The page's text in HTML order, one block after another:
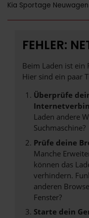
Kia Sportage
FEHLER:
Beim Laden ist ein
Hier sind ein paar
Überprüfe
Laden andere
Suchmaschine?
Prüfe deine
Manche
können das
verhindern.
anderen
Fenster?
Starte dein